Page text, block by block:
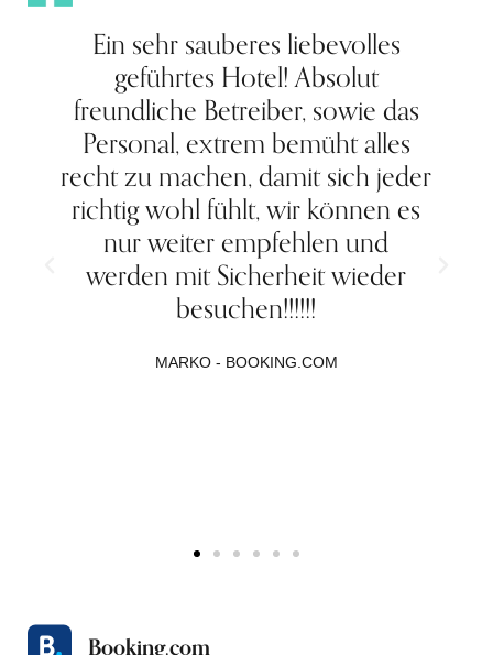
Ein sehr sauberes liebevolles
geführtes Hotel! Absolut
freundliche Betreiber, sowie das
Personal, extrem bemüht alles
recht zu machen, damit sich jeder
richtig wohl fühlt, wir können es
nur weiter empfehlen und
werden mit Sicherheit wieder
besuchen!!!!!!
MARKO - BOOKING.COM
Booking.com